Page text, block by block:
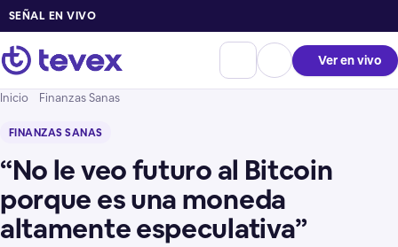
SEÑAL EN VIVO
Ver en vivo
Inicio Finanzas Sanas
FINANZAS SANAS
“No le veo futuro al Bitcoin
porque es una moneda
altamente especulativa”